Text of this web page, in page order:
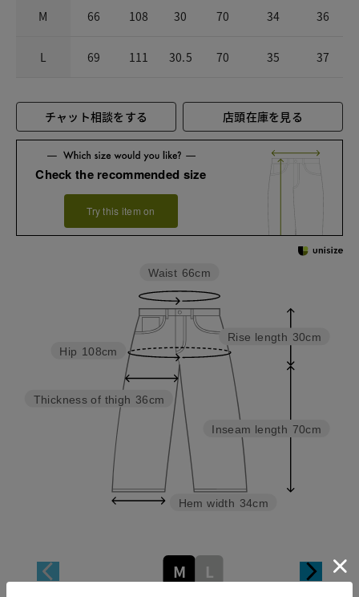
M 66 108 30 70 34 36
L 69 111 30.5 70 35 37
チャット相談をする 店頭在庫を見る
Check the recommended size
Try this item on
Inseam length 70cm
Rise length 30cm
Hem width 34cm
Thickness of thigh 36cm
Hip 108cm
Waist 66cm
M L